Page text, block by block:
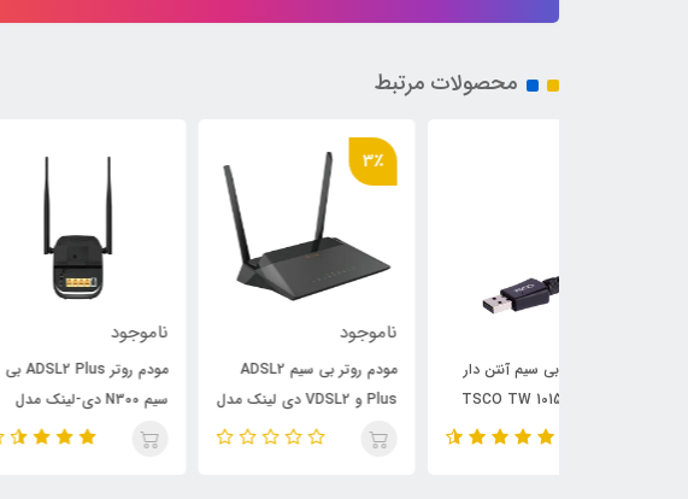
محصولات مرتبط
مودم روتر بی سیم ADSL2
Plus و VDSL2 دی لینک مدل
DSL-224 NEW
مودم روتر ADSL2 Plus بی
سیم N300 دی-لینک مدل
DSL-124 New
4٪
سیم یوتل مدل A304